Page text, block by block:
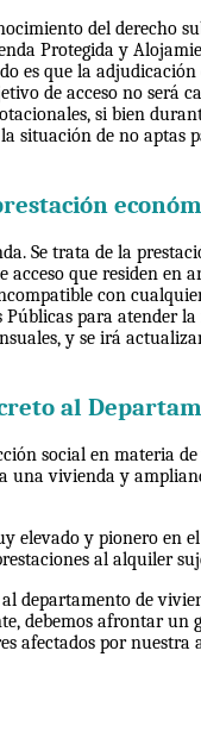
del derecho
Protegida y
es que la
de acceso no será
si bien
situación de no aptas
Se trata de la
acceso que residen en
con
para atender la
y se irá
al
social en materia
una vivienda y
elevado y pionero en
al alquiler
departamento de
debemos afrontar un
afectados por nuestra